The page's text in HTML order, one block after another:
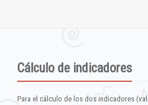
Cálculo de indicadores
Para el cálculo de los dos indicadores